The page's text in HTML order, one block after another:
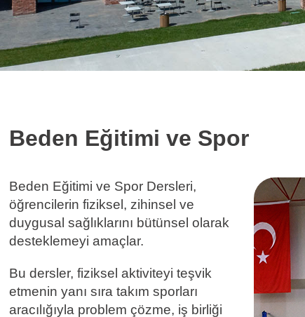
Beden Eğitimi ve Spor
Beden Eğitimi ve Spor Dersleri,
öğrencilerin fiziksel, zihinsel ve
duygusal sağlıklarını bütünsel olarak
desteklemeyi amaçlar.
Bu dersler, fiziksel aktiviteyi teşvik
etmenin yanı sıra takım sporları
aracılığıyla problem çözme, iş birliği